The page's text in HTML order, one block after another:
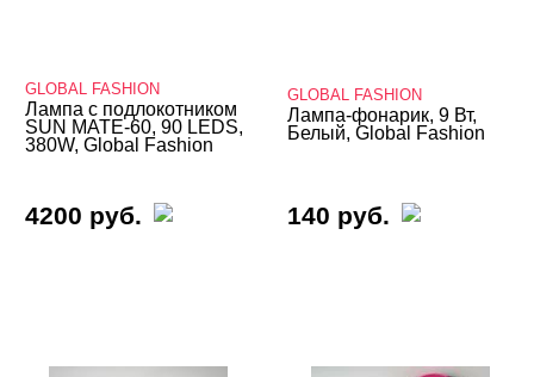
GLOBAL FASHION
Лампа с подлокотником
SUN MATE-60, 90 LEDS,
380W, Global Fashion
4200 руб.
GLOBAL FASHION
Лампа-фонарик, 9 Вт,
Белый, Global Fashion
140 руб.